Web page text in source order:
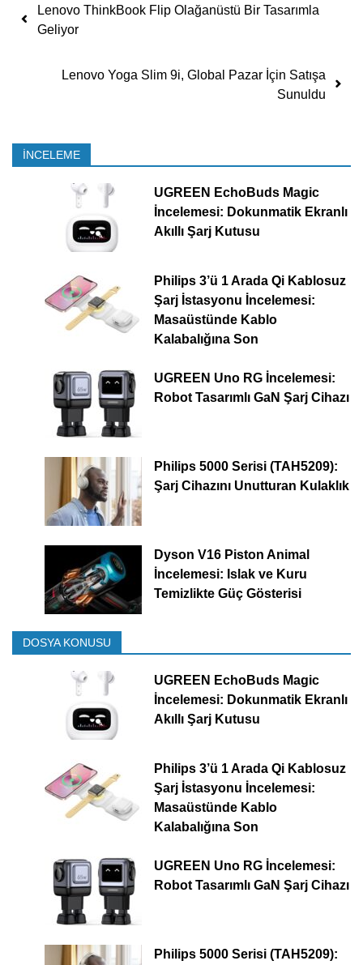
Yazı dolaşımı
Lenovo ThinkBook Flip Olağanüstü Bir Tasarımla
Geliyor
Lenovo Yoga Slim 9i, Global Pazar İçin Satışa
Sunuldu
İNCELEME
UGREEN EchoBuds Magic
İncelemesi: Dokunmatik Ekranlı
Akıllı Şarj Kutusu
Philips 3’ü 1 Arada Qi Kablosuz
Şarj İstasyonu İncelemesi:
Masaüstünde Kablo
Kalabalığına Son
UGREEN Uno RG İncelemesi:
Robot Tasarımlı GaN Şarj Cihazı
Philips 5000 Serisi (TAH5209):
Şarj Cihazını Unutturan Kulaklık
Dyson V16 Piston Animal
İncelemesi: Islak ve Kuru
Temizlikte Güç Gösterisi
DOSYA KONUSU
UGREEN EchoBuds Magic
İncelemesi: Dokunmatik Ekranlı
Akıllı Şarj Kutusu
Philips 3’ü 1 Arada Qi Kablosuz
Şarj İstasyonu İncelemesi:
Masaüstünde Kablo
Kalabalığına Son
UGREEN Uno RG İncelemesi:
Robot Tasarımlı GaN Şarj Cihazı
Philips 5000 Serisi (TAH5209):